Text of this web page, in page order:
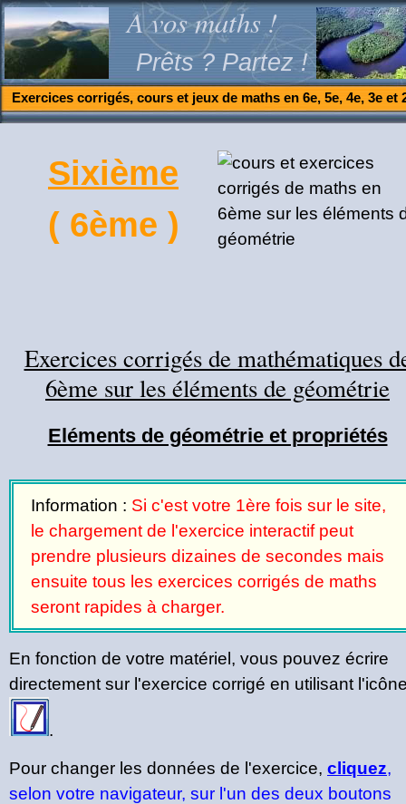
A vos maths !
Prêts ? Partez !
Exercices corrigés, cours et jeux de maths en 6e, 5e, 4e, 3e et
Sixième
( 6ème )
Exercices corrigés de mathématiques
6ème sur les éléments de géométrie
Eléments de géométrie et propriétés
Information : Si c'est votre 1ère fois sur le site,
le chargement de l'exercice interactif peut
prendre plusieurs dizaines de secondes mais
ensuite tous les exercices corrigés de maths
seront rapides à charger.
En fonction de votre matériel, vous pouvez écrire
directement sur l'exercice corrigé en utilisant
.
Pour changer les données de l'exercice, cliquez,
selon votre navigateur, sur l'un des deux boutons